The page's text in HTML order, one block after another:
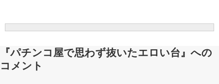
『パチンコ屋で思わず抜いたエロい台』への
コメント